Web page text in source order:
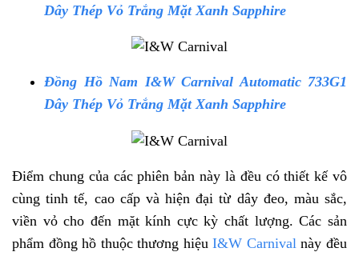
Dây Thép Vỏ Trắng Mặt Xanh Sapphire
Đồng Hồ Nam I&W Carnival Automatic 733G1
Dây Thép Vỏ Trắng Mặt Xanh Sapphire
Điểm chung của các phiên bản này là đều có thiết kế vô
cùng tinh tế, cao cấp và hiện đại từ dây đeo, màu sắc,
viền vỏ cho đến mặt kính cực kỳ chất lượng. Các sản
phẩm đồng hồ thuộc thương hiệuI&W Carnival này đều